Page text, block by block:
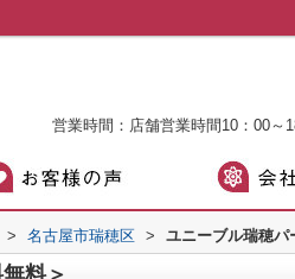
営業時間：店舗営業時間10：00～
> 名古屋市瑞穂区 > ユニーブル瑞穂パ
料＞